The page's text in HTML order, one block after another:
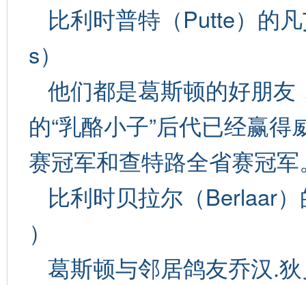
比利时普特（Putte）的
s）
他们都是葛斯顿的好朋
的“乳酪小子”后代已经赢
赛冠军和查特路全省赛冠军
比利时贝拉尔（Berlaar
）
葛斯顿与邻居鸽友乔汉.